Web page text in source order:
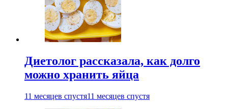
Диетолог рассказала, как долго
можно хранить яйца
11 месяцев спустя11 месяцев спустя